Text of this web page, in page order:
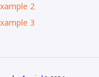
2
3